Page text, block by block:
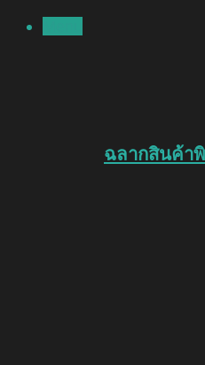
ฉลากสินค้า